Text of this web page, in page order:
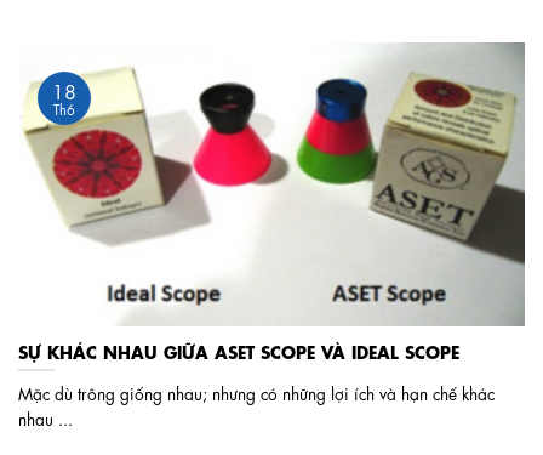
SỰ KHÁC NHAU GIỮA ASET SCOPE VÀ IDEAL SCOPE
Mặc dù trông giống nhau; nhưng có những lợi ích và hạn chế khác
nhau ...
18
Th6